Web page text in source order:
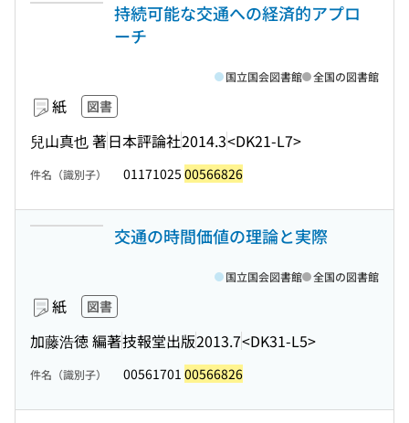
持続可能な交通への経済的アプロ
ーチ
紙 図書
兒山真也 著日本評論社2014.3<DK21-L7>
国立国会図書館 全国の図書館
件名（識別子） 01171025 00566826
交通の時間価値の理論と実際
紙 図書
加藤浩徳 編著技報堂出版2013.7<DK31-L5>
国立国会図書館 全国の図書館
件名（識別子） 00561701 00566826